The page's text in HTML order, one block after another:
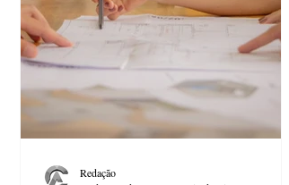
Redação